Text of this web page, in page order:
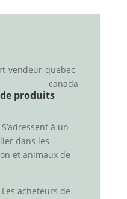
produits
à un
dans les
et animaux de
acheteurs de